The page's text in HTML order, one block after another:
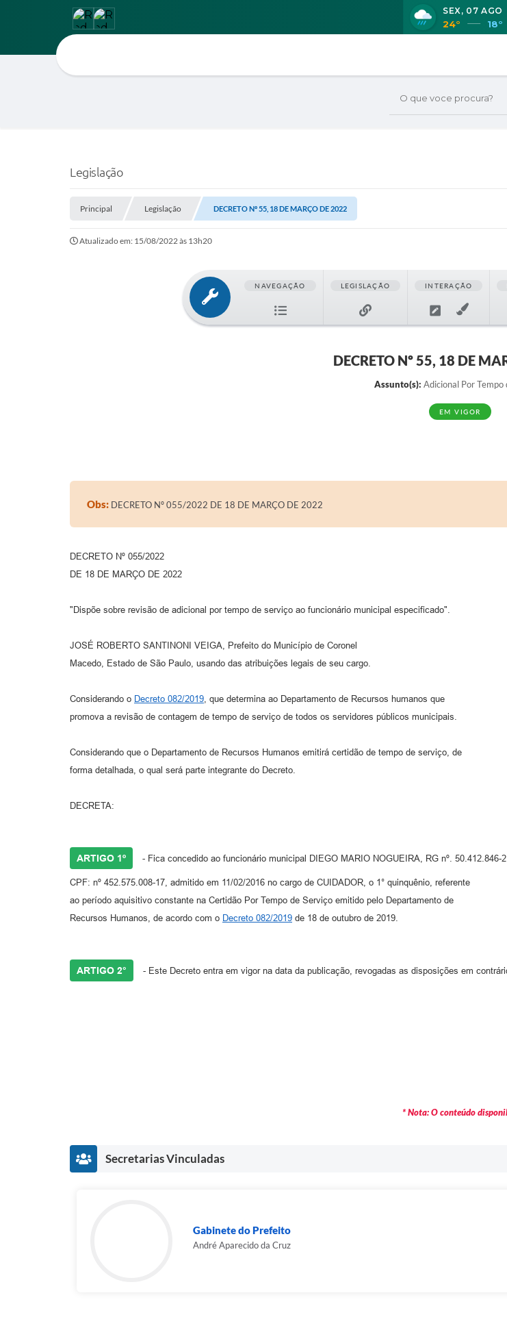
O que voce procura?
SEX 07 AGO
24° 18°
Legislação
Principal Legislação DECRETO Nº 55, 18 DE MARÇO DE 2022
Atualizado em: 15/08/2022 às 13h20
NAVEGAÇÃO LEGISLAÇÃO INTERAÇÃO
DECRETO Nº 55, 18 DE
Assunto(s): Adicional Por Tempo
EM VIGOR
Obs: DECRETO Nº 055/2022 DE 18 DE MARÇO DE 2022
DECRETO Nº 055/2022
DE 18 DE MARÇO DE 2022
"Dispõe sobre revisão de adicional por tempo de serviço ao funcionário municipal especificado".
JOSÉ ROBERTO SANTINONI VEIGA, Prefeito do Município de Coronel
Macedo, Estado de São Paulo, usando das atribuições legais de seu cargo.
Considerando o Decreto 082/2019 , que determina ao Departamento de Recursos humanos que
promova a revisão de contagem de tempo de serviço de todos os servidores públicos municipais.
Considerando que o Departamento de Recursos Humanos emitirá certidão de tempo de serviço, de
forma detalhada, o qual será parte integrante do Decreto.
DECRETA:
ARTIGO 1º - Fica concedido ao funcionário municipal DIEGO MARIO NOGUEIRA, RG nº. 50.412.846-2
CPF: nº 452.575.008-17, admitido em 11/02/2016 no cargo de CUIDADOR, o 1° quinquênio, referente
ao período aquisitivo constante na Certidão Por Tempo de Serviço emitido pelo Departamento de
Recursos Humanos, de acordo com o Decreto 082/2019 de 18 de outubro de 2019.
ARTIGO 2° - Este Decreto entra em vigor na data da publicação, revogadas as disposições em
* Nota: O conteúdo
Secretarias Vinculadas
Gabinete do Prefeito
André Aparecido da Cruz